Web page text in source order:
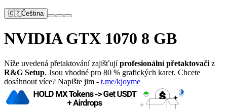
🇨🇿Čeština
NVIDIA GTX 1070 8 GB
Níže uvedená přetaktování zajišťujíprofesionální přetaktovači z
R&G Setup. Jsou vhodné pro 80 % grafických karet. Chcete
dosáhnout více? Napište jim - t.me/kjoyme